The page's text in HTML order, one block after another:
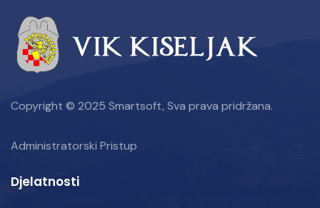
Copyright © 2025 Smartsoft, Sva prava pridržana.
Administratorski Pristup
Djelatnosti